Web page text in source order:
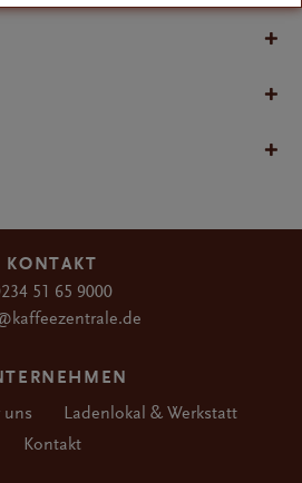
KONTAKT
51 65 9000
uns
Ladenlokal & Werkstatt
Kontakt